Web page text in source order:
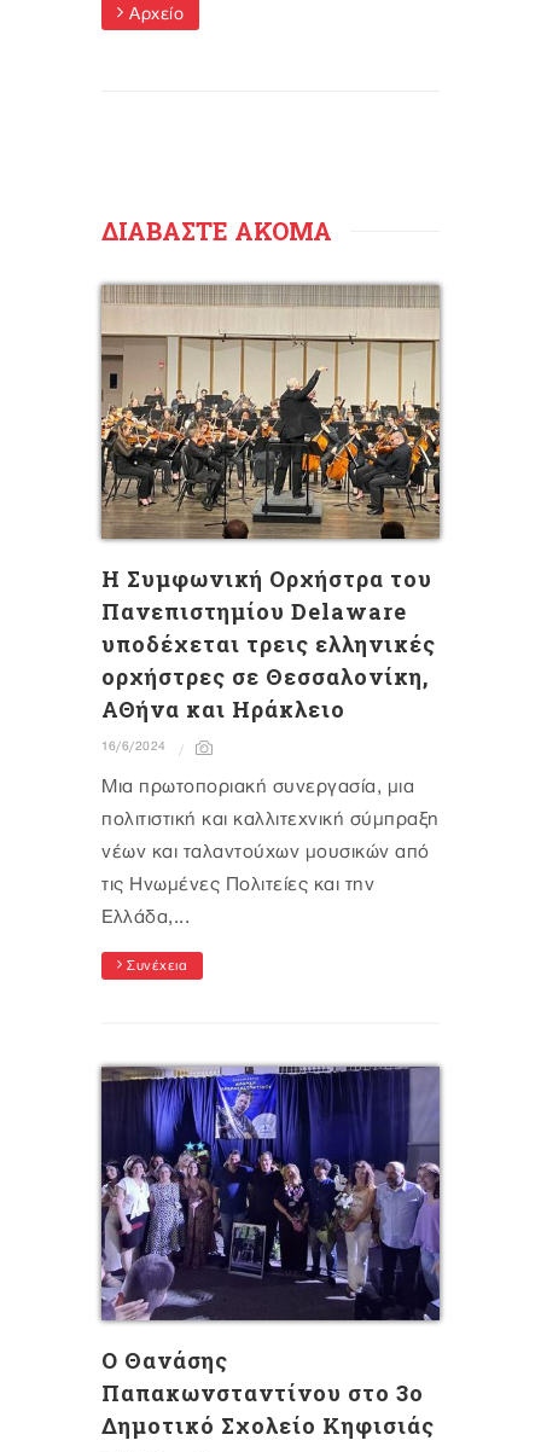
Αρχείο
ΔΙΑΒΑΣΤΕ ΑΚΟΜΑ
H Συμφωνική Ορχήστρα του
Πανεπιστημίου Delaware
υποδέχεται τρεις ελληνικές
ορχήστρες σε Θεσσαλονίκη,
ΑΘήνα και Ηράκλειο
16/6/2024
Μια πρωτοποριακή συνεργασία, μια
πολιτιστική και καλλιτεχνική σύμπραξη
νέων και ταλαντούχων μουσικών από
τις Ηνωμένες Πολιτείες και την
Ελλάδα,...
Συνέχεια
Ο Θανάσης
Παπακωνσταντίνου στο 3ο
Δημοτικό Σχολείο Κηφισιάς